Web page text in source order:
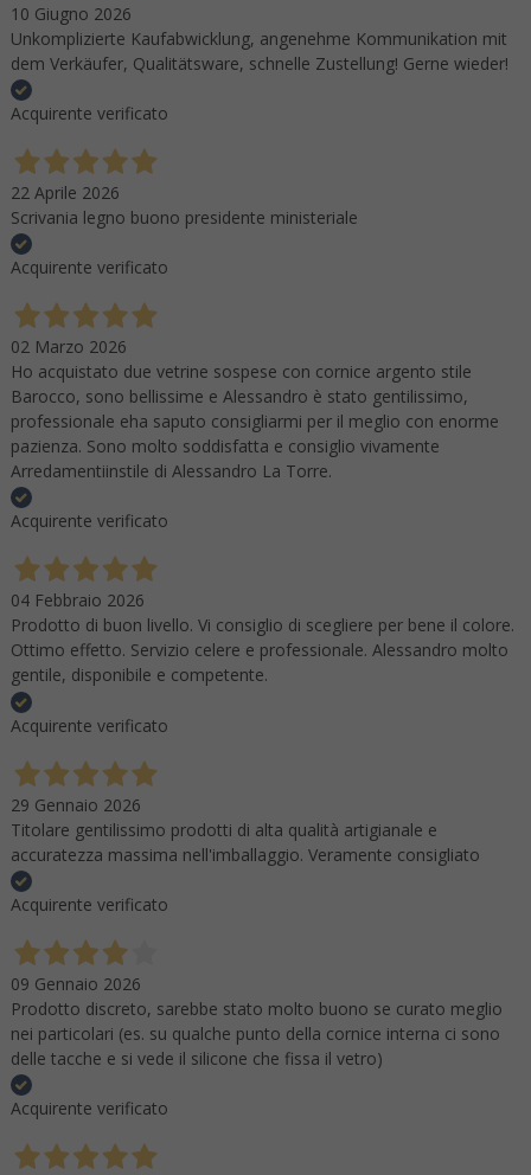
10 Giugno 2026
Unkomplizierte Kaufabwicklung, angenehme Kommunikation mit
dem Verkäufer, Qualitätsware, schnelle Zustellung! Gerne wieder!
Acquirente verificato
22 Aprile 2026
Scrivania legno buono presidente ministeriale
Acquirente verificato
02 Marzo 2026
Ho acquistato due vetrine sospese con cornice argento stile
Barocco, sono bellissime e Alessandro è stato gentilissimo,
professionale eha saputo consigliarmi per il meglio con enorme
pazienza. Sono molto soddisfatta e consiglio vivamente
Arredamentiinstile di Alessandro La Torre.
Acquirente verificato
04 Febbraio 2026
Prodotto di buon livello. Vi consiglio di scegliere per bene il colore.
Ottimo effetto. Servizio celere e professionale. Alessandro molto
gentile, disponibile e competente.
Acquirente verificato
29 Gennaio 2026
Titolare gentilissimo prodotti di alta qualità artigianale e
accuratezza massima nell'imballaggio. Veramente consigliato
Acquirente verificato
09 Gennaio 2026
Prodotto discreto, sarebbe stato molto buono se curato meglio
nei particolari (es. su qualche punto della cornice interna ci sono
delle tacche e si vede il silicone che fissa il vetro)
Acquirente verificato